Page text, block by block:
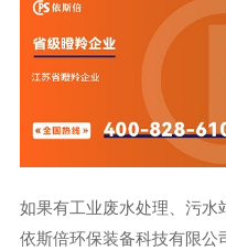
如果有工业废水处理、污水
依斯倍环保装备科技有限公